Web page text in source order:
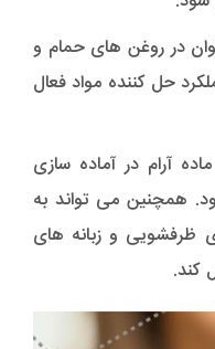
400 نیز می توان در روغن های حمام و
حل کننده مواد فعال
آرام در آماده سازی
همچنین می تواند به
ظرفشویی و زبانه های
کند.